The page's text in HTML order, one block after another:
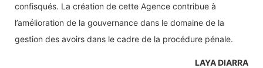
confisqués. La création de cette Agence contribue à
l’amélioration de la gouvernance dans le domaine de la
gestion des avoirs dans le cadre de la procédure pénale.
LAYA DIARRA